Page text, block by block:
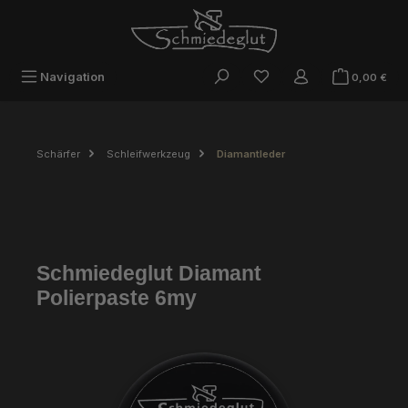
Navigation 0,00 €
Schärfer Schleifwerkzeug Diamantleder
Schmiedeglut Diamant
Polierpaste 6my
Bildergalerie überspringen